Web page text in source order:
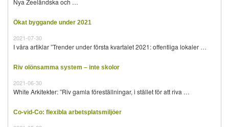
Nya Zeeländska och …
Ökat byggande under 2021
2021-07-30
I våra artiklar ”Trender under första kvartalet 2021: offentliga lokaler …
Riv olönsamma system – inte skolor
2021-06-30
White Arkitekter: ”Riv gamla föreställningar, i stället för att riva …
Co-vid-Co: flexibla arbetsplatsmiljöer